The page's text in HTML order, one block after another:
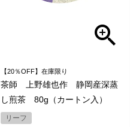
【20％OFF】在庫限り
茶師 上野雄也作 静岡産深蒸
し煎茶 80g（カートン入）
リーフ